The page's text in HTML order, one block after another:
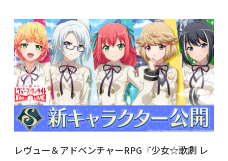
レヴュー＆アドベンチャーRPG『少女☆歌劇 レ